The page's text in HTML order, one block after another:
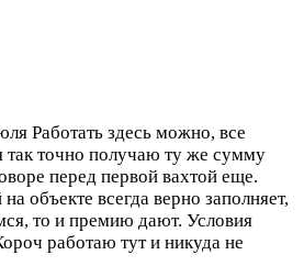
Работать здесь можно, все
так точно получаю ту же сумму
перед первой вахтой еще.
объекте всегда верно заполняет,
то и премию дают. Условия
работаю тут и никуда не